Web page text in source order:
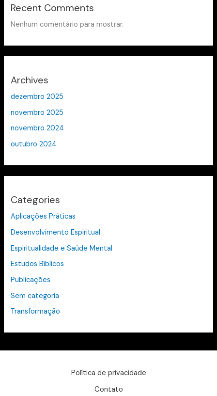
Recent Comments
Nenhum comentário para mostrar.
Archives
dezembro 2025
novembro 2025
novembro 2024
outubro 2024
Categories
Aplicações Práticas
Desenvolvimento Espiritual
Espiritualidade e Saúde Mental
Estudos Bíblicos
Publicações
Sem categoria
Transformação
Política de privacidade
Contato